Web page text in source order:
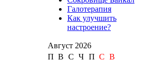
Галотерапия
Как улучшить
настроение?
Август 2026
П В С Ч П С B